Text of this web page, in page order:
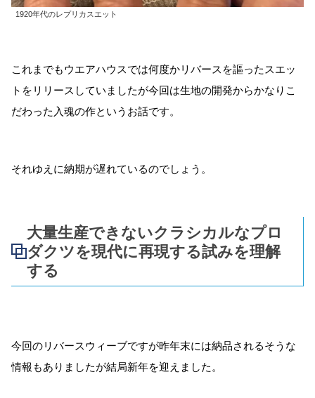
1920年代のレプリカスエット
これまでもウエアハウスでは何度かリバースを謳ったスエッ
トをリリースしていましたが今回は生地の開発からかなりこ
だわった入魂の作というお話です。
それゆえに納期が遅れているのでしょう。
大量生産できないクラシカルなプロ
ダクツを現代に再現する試みを理解
する
今回のリバースウィーブですが昨年末には納品されるそうな
情報もありましたが結局新年を迎えました。